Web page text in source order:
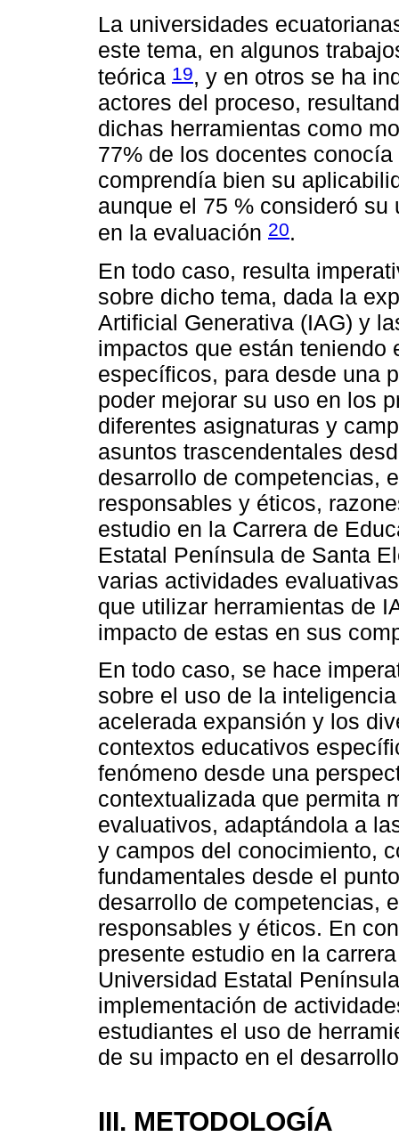
La universidades
este tema, en algunos
teórica 19, y en otros se ha
actores del proceso,
dichas herramientas como
77% de los docentes
comprendía bien su
aunque el 75 % consideró
en la evaluación 20.
En todo caso, resulta
sobre dicho tema, dada la
Artificial Generativa (IAG) y
impactos que están teniendo
específicos, para desde una
poder mejorar su uso en los
diferentes asignaturas y
asuntos trascendentales
desarrollo de competencias,
responsables y éticos,
estudio en la Carrera de
Estatal Península de Santa
varias actividades
que utilizar herramientas de
impacto de estas en sus
En todo caso, se hace
sobre el uso de la
acelerada expansión y los
contextos educativos
fenómeno desde una
contextualizada que permita
evaluativos, adaptándola a
y campos del conocimiento,
fundamentales desde el
desarrollo de competencias,
responsables y éticos. En
presente estudio en la
Universidad Estatal
implementación de
estudiantes el uso de
de su impacto en el
III. METODOLOGÍA